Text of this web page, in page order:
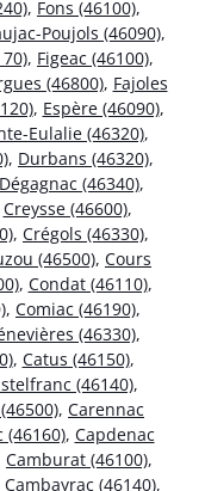
, Fons (46100),
Poujols (46090),
, Figeac (46100),
(46800), Fajoles
, Espère (46090),
Eulalie (46320),
, Durbans (46320),
Dégagnac (46340),
Creysse (46600),
, Crégols (46330),
(46500), Cours
, Condat (46110),
, Comiac (46190),
(46330),
, Catus (46150),
(46140),
, Carennac
(46160), Capdenac
Camburat (46100),
Cambayrac (46140),